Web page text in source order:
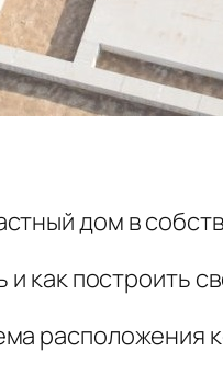
дом в
как построить
расположения